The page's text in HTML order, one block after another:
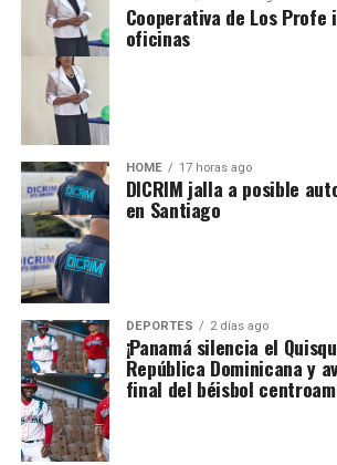
Cooperativa de Los Profe
oficinas
HOME 17 horas ago
DICRIM jalla a posible
en Santiago
DEPORTES 2 días ago
¡Panamá silencia el
República Dominicana y
final del béisbol